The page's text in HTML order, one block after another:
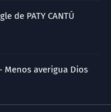
de PATY CANTÚ
Menos averigua Dios